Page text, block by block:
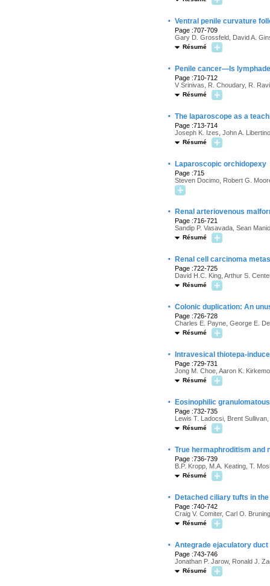
· Ventral penile curvature
Page :707-709
Gary D. Grossfeld, David A.
Résumé
· Penile cancer—Is
Page :710-712
V Srinivas, R. Choudary, R.
Résumé
· The laparoscope as a
Page :713-714
Joseph K. Izes, John A.
Résumé
· Laparoscopic orchidopexy
Page :715
Steven Docimo, Robert G.
· Renal arteriovenous
Page :716-721
Sandip P. Vasavada, Sean
Résumé
· Renal cell carcinoma
Page :722-725
David H.C. King, Arthur S.
Résumé
· Colonic duplication: An
Page :726-728
Charles E. Payne, George E.
Résumé
· Intravesical thiotepa-
Page :729-731
Jong M. Choe, Aaron K.
Résumé
· Eosinophilic
Page :732-735
Lewis T. Ladocsi, Brent
Résumé
· True hermaphroditism and
Page :736-739
B.P. Kropp, M.A. Keating, T.
Résumé
· Detached ciliary tufts in
Page :740-742
Craig V. Comiter, Carl O.
Résumé
· Antegrade ejaculatory
Page :743-746
Jonathan P. Jarow, Ronald J.
Résumé